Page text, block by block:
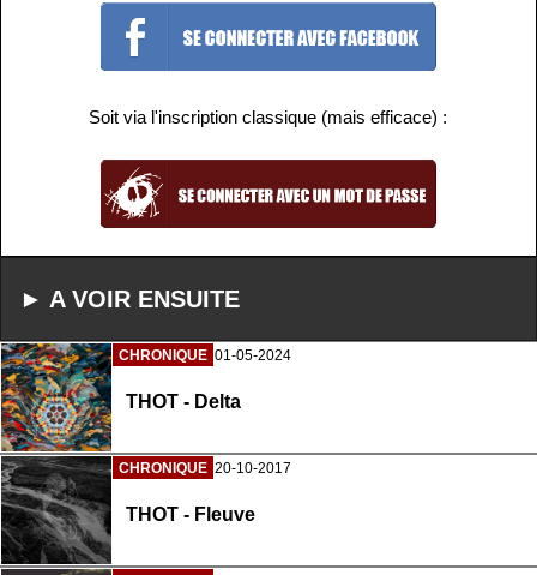
Soit via l'inscription classique (mais efficace) :
► A VOIR ENSUITE
CHRONIQUE 01-05-2024
THOT - Delta
CHRONIQUE 20-10-2017
THOT - Fleuve